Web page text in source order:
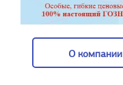
О компании